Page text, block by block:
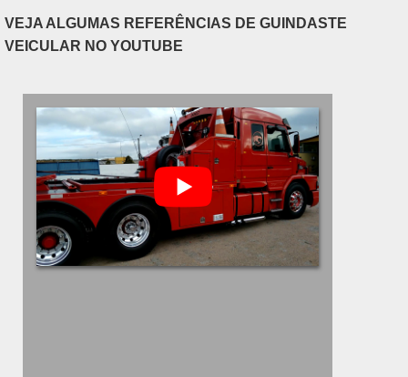
VEJA ALGUMAS REFERÊNCIAS DE GUINDASTE
VEICULAR NO YOUTUBE